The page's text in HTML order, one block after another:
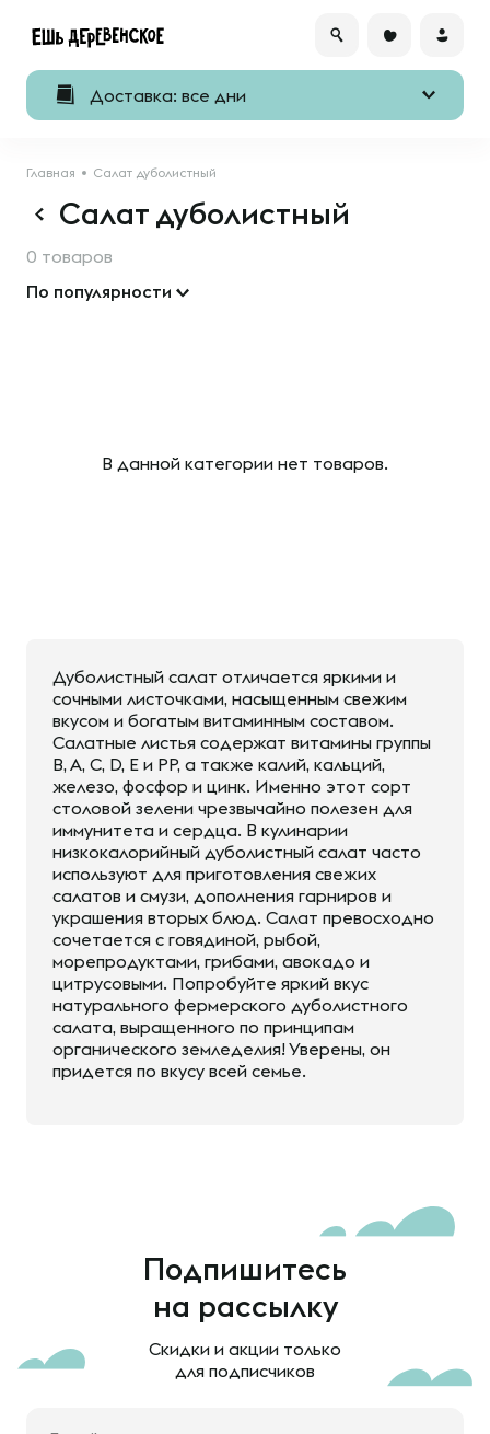
Доставка: все дни
Главная Салат дуболистный
Салат дуболистный
0 товаров
По популярности
В данной категории нет товаров.
Дуболистный салат отличается яркими и
сочными листочками, насыщенным свежим
вкусом и богатым витаминным составом.
Салатные листья содержат витамины группы
В, А, С, D, Е и РР, а также калий, кальций,
железо, фосфор и цинк. Именно этот сорт
столовой зелени чрезвычайно полезен для
иммунитета и сердца. В кулинарии
низкокалорийный дуболистный салат часто
используют для приготовления свежих
салатов и смузи, дополнения гарниров и
украшения вторых блюд. Салат превосходно
сочетается с говядиной, рыбой,
морепродуктами, грибами, авокадо и
цитрусовыми. Попробуйте яркий вкус
натурального фермерского дуболистного
салата, выращенного по принципам
органического земледелия! Уверены, он
придется по вкусу всей семье.
Подпишитесь
на рассылку
Скидки и акции только
для подписчиков